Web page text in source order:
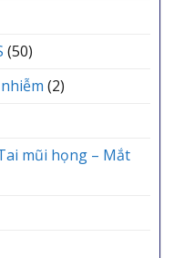
(50)
(2)
mũi họng – Mắt